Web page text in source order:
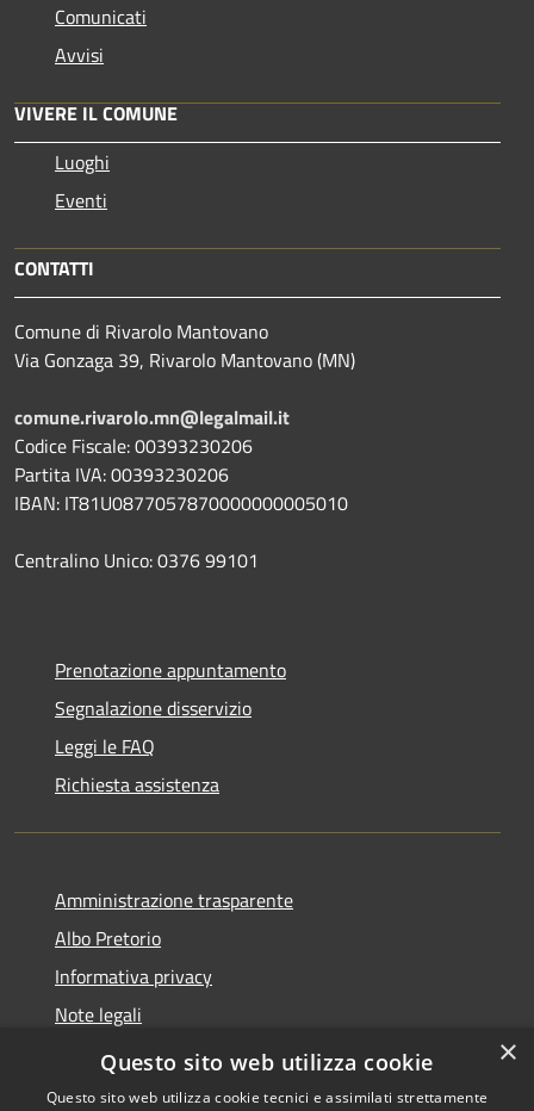
Comunicati
Avvisi
VIVERE IL COMUNE
Luoghi
Eventi
CONTATTI
Comune di Rivarolo Mantovano
Via Gonzaga 39, Rivarolo Mantovano (MN)
comune.rivarolo.mn@legalmail.it
Codice Fiscale: 00393230206
Partita IVA: 00393230206
IBAN: IT81U0877057870000000005010
Centralino Unico: 0376 99101
Prenotazione appuntamento
Segnalazione disservizio
Leggi le FAQ
Richiesta assistenza
Amministrazione trasparente
Albo Pretorio
Informativa privacy
Note legali
Dichiarazione di accessibilità
×
Questo sito web utilizza cookie
Questo sito web utilizza cookie tecnici e assimilati strettamente